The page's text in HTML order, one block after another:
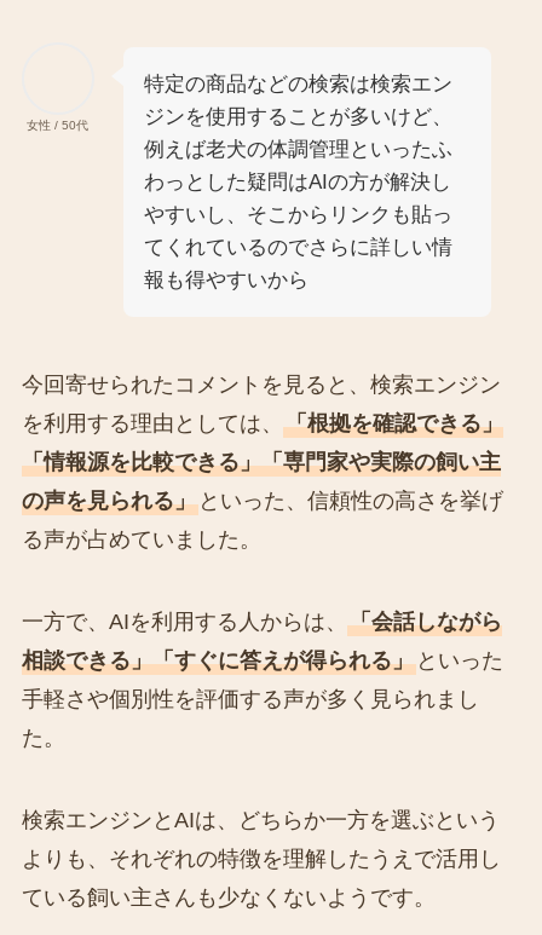
女性 / 50代
特定の商品などの検索は検索エン
ジンを使用することが多いけど、
例えば老犬の体調管理といったふ
わっとした疑問はAIの方が解決し
やすいし、そこからリンクも貼っ
てくれているのでさらに詳しい情
報も得やすいから
今回寄せられたコメントを見ると、検索エンジン
を利用する理由としては、 「根拠を確認できる」
「情報源を比較できる」「専門家や実際の飼い主
の声を見られる」といった、信頼性の高さを挙げ
る声が占めていました。
一方で、AIを利用する人からは、 「会話しながら
相談できる」「すぐに答えが得られる」といった
手軽さや個別性を評価する声が多く見られまし
た。
検索エンジンとAIは、どちらか一方を選ぶという
よりも、それぞれの特徴を理解したうえで活用し
ている飼い主さんも少なくないようです。